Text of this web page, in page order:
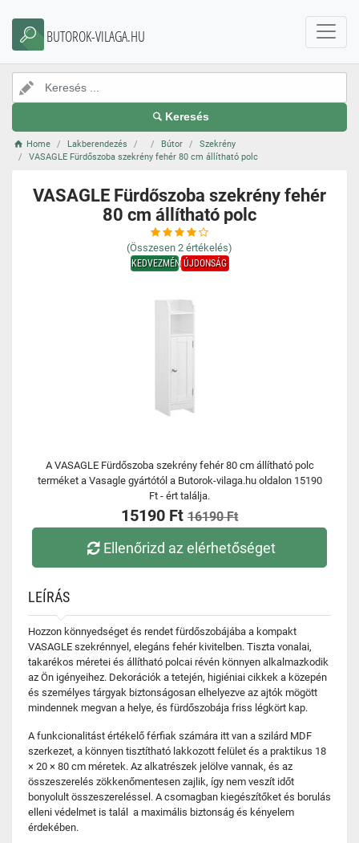
BUTOROK-VILAGA.HU
Keresés
Home Lakberendezés Bútor
Szekrény
VASAGLE Fürdőszoba szekrény fehér 80 cm állítható polc
VASAGLE Fürdőszoba szekrény fehér
80 cm állítható polc
(Összesen 2 értékelés)
KEDVEZMÉNYÚJDONSÁG
A VASAGLE Fürdőszoba szekrény fehér 80 cm állítható polc
terméket a Vasagle gyártótól a Butorok-vilaga.hu oldalon 15190
Ft - ért találja.
15190 Ft 16190 Ft
Ellenőrizd az elérhetőséget
LEÍRÁS
Hozzon könnyedséget és rendet fürdőszobájába a kompakt
VASAGLE szekrénnyel, elegáns fehér kivitelben. Tiszta vonalai,
takarékos méretei és állítható polcai révén könnyen alkalmazkodik
az Ön igényeihez. Dekorációk a tetején, higiéniai cikkek a közepén
és személyes tárgyak biztonságosan elhelyezve az ajtók mögött
mindennek megvan a helye, és fürdőszobája friss légkört kap.
A funkcionalitást értékelő férfiak számára itt van a szilárd MDF
szerkezet, a könnyen tisztítható lakkozott felület és a praktikus 18
× 20 × 80 cm méretek. Az alkatrészek jelölve vannak, és az
összeszerelés zökkenőmentesen zajlik, így nem veszít időt
bonyolult összeszereléssel. A csomagban kiegészítőket és borulás
elleni védelmet is talál a maximális biztonság és kényelem
érdekében.